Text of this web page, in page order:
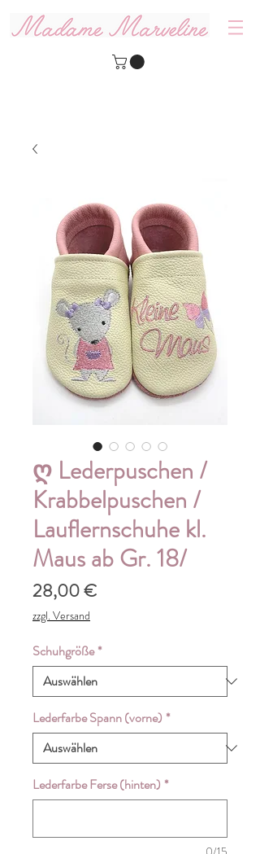
ღ Lederpuschen /
Krabbelpuschen /
Lauflernschuhe kl.
Maus ab Gr. 18/
28,00 €Preis
zzgl. Versand
Schuhgröße *
Lederfarbe Spann (vorne) *
Lederfarbe Ferse (hinten) *